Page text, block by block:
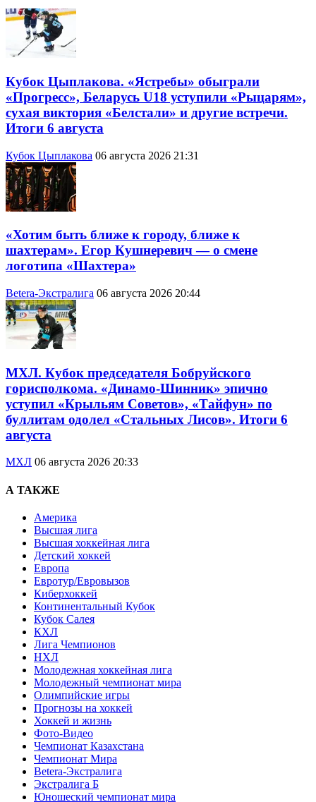
Кубок Цыплакова. «Ястребы» обыграли
«Прогресс», Беларусь U18 уступили «Рыцарям»,
сухая виктория «Белстали» и другие встречи.
Итоги 6 августа
Кубок Цыплакова 06 августа 2026 21:31
«Хотим быть ближе к городу, ближе к
шахтерам». Егор Кушнеревич — о смене
логотипа «Шахтера»
Betera-Экстралига 06 августа 2026 20:44
МХЛ. Кубок председателя Бобруйского
горисполкома. «Динамо-Шинник» эпично
уступил «Крыльям Советов», «Тайфун» по
буллитам одолел «Стальных Лисов». Итоги 6
августа
МХЛ 06 августа 2026 20:33
А ТАКЖЕ
Америка
Высшая лига
Высшая хоккейная лига
Детский хоккей
Европа
Евротур/Евровызов
Киберхоккей
Континентальный Кубок
Кубок Салея
КХЛ
Лига Чемпионов
НХЛ
Молодежная хоккейная лига
Молодежный чемпионат мира
Олимпийские игры
Прогнозы на хоккей
Хоккей и жизнь
Фото-Видео
Чемпионат Казахстана
Чемпионат Мира
Betera-Экстралига
Экстралига Б
Юношеский чемпионат мира